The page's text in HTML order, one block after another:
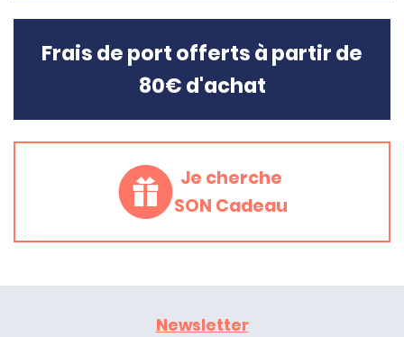
Frais de port offerts à partir de
80€ d'achat
Je cherche
SON Cadeau
Newsletter